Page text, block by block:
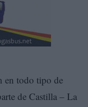
en todo tipo de
de Castilla – La